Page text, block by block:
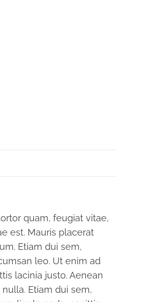
quam, feugiat vitae,
est. Mauris placerat
Etiam dui sem,
leo. Ut enim ad
lacinia justo. Aenean
Etiam dui sem,